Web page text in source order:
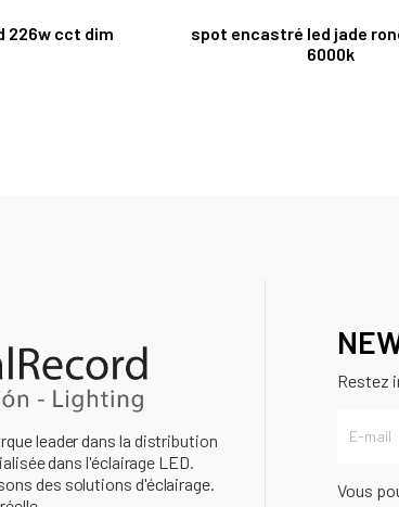
226w cct dim
spot encastré led jade
6000k
leader dans la distribution
dans l'éclairage LED.
des solutions d'éclairage.
Restez
Vous